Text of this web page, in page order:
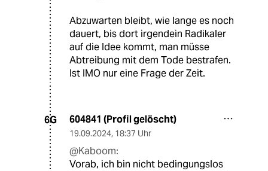
letztlich um das
Selbstbestimmungsrecht von Frauen,
was dem rechten Rand schon lange
ein Dorn im Auge ist. Wohin das
führen soll, kann man gerade
Schritt zu gehen. Das Verknasten von
Frauen, die die Abtreibung in einem
Bundesstaat vornehmen lassen, wo
das legal ist.